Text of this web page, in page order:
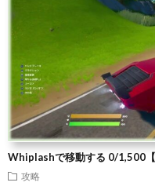
Whiplashで移動する 0/1,500【
攻略